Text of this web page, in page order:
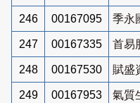
246 00167095 季永
247 00167335 首易
248 00167530 賦盛
249 00167953 氣質